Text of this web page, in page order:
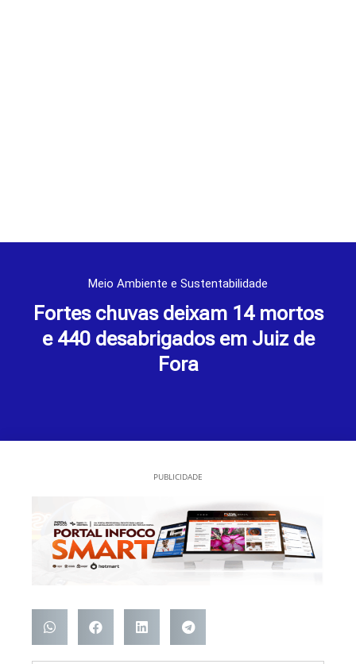
Meio Ambiente e Sustentabilidade
Fortes chuvas deixam 14 mortos
e 440 desabrigados em Juiz de
Fora
PUBLICIDADE